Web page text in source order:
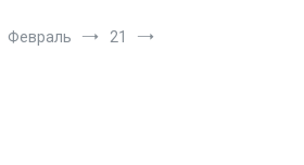
Февраль
21